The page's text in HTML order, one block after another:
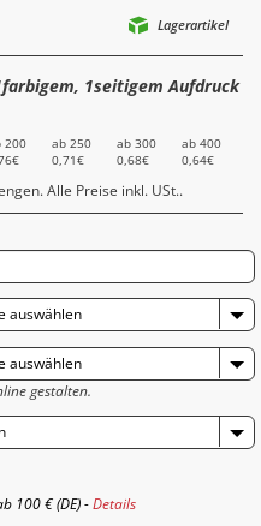
Lagerartikel
1seitigem Aufdruck
200
ab 250
0,71€
ab 300
0,68€
ab 400
0,64€
Alle Preise inkl. USt..
auswählen
auswählen
gestalten.
100 € (DE) -Details